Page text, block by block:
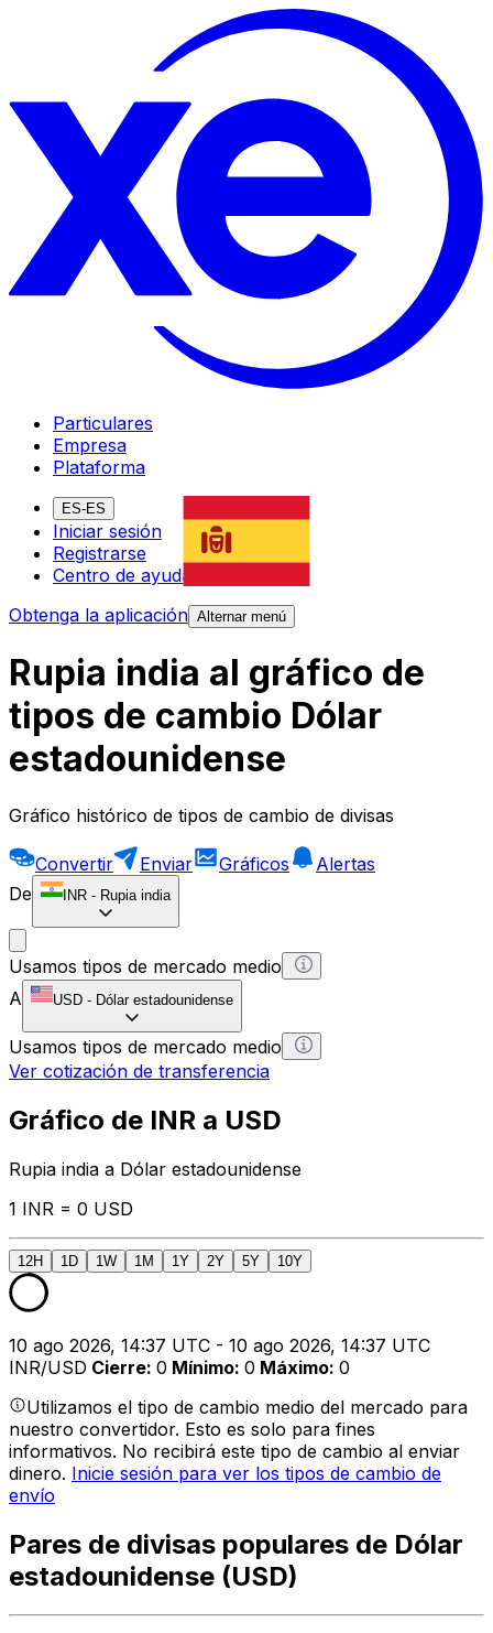
Particulares
Empresa
Plataforma
ES-ES
Iniciar sesión
Registrarse
Centro de ayuda
Obtenga la aplicación Alternar menú
Rupia india al gráfico de
tipos de cambio Dólar
estadounidense
Gráfico histórico de tipos de cambio de divisas
Convertir Enviar Gráficos
Alertas
De
INR - Rupia india
Usamos tipos de mercado medio
A
USD - Dólar estadounidense
Usamos tipos de mercado medio
Ver cotización de transferencia
Gráfico de INR a USD
Rupia india a Dólar estadounidense
1 INR = 0 USD
12H 1D 1W 1M 1Y 2Y 5Y 10Y
10 ago 2026, 14:37 UTC - 10 ago 2026, 14:37 UTC
INR/USD Cierre: 0 Mínimo: 0 Máximo: 0
Utilizamos el tipo de cambio medio del mercado para
nuestro convertidor. Esto es solo para fines
informativos. No recibirá este tipo de cambio al enviar
dinero. Inicie sesión para ver los tipos de cambio de
envío
Pares de divisas populares de Dólar
estadounidense (USD)